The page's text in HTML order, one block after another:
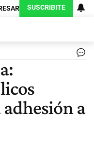
SUSCRIBITE
a